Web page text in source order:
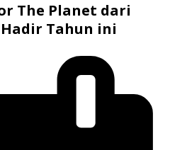
The Planet dari
Tahun ini